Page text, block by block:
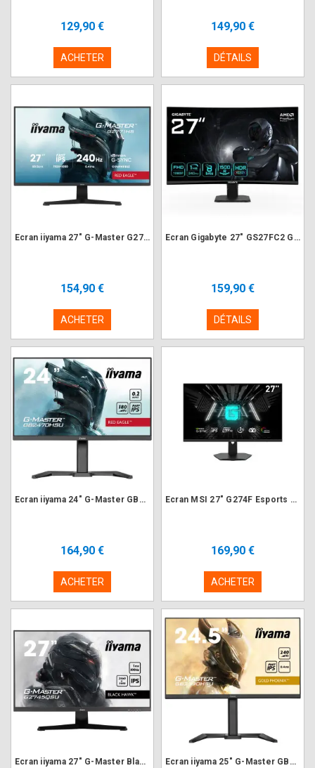
129,90 €
ACHETER
149,90 €
DÉTAILS
Ecran iiyama 27" G-Master G2771HS-B1 1920x1080 240Hz 0.4ms
154,90 €
ACHETER
Ecran Gigabyte 27" GS27FC2 Gaming 1920x1080 240Hz 1ms CURVED
159,90 €
DÉTAILS
Ecran iiyama 24" G-Master GB2470HSU-B6 1920x1080 180Hz 0.2ms
164,90 €
ACHETER
Ecran MSI 27" G274F Esports Gaming 1920x1080 180Hz 1ms
169,90 €
ACHETER
Ecran iiyama 27" G-Master Black Hawk G2745QSU-B2 2560x1440 100Hz 1ms Ecran iiyama 25" G-Master GB2590HSU-B5 1920x1080 240Hz 0.4ms